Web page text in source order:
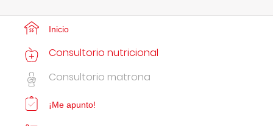
Inicio
Consultorio nutricional
Consultorio matrona
¡Me apunto!